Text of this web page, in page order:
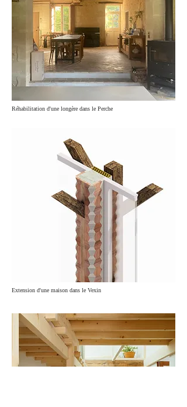
Réhabilitation d'une longère dans le Perche​
Extension d'une maison dans le Vexin